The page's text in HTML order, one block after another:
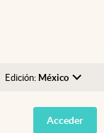
Edición: México
Argentina
España
Acceder